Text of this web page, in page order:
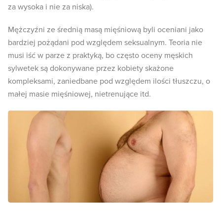
za wysoka i nie za niska).
Mężczyźni ze średnią masą mięśniową byli oceniani jako
bardziej pożądani pod względem seksualnym. Teoria nie
musi iść w parze z praktyką, bo często oceny męskich
sylwetek są dokonywane przez kobiety skażone
kompleksami, zaniedbane pod względem ilości tłuszczu, o
małej masie mięśniowej, nietrenujące itd.